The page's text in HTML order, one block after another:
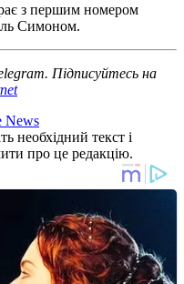
з першим номером
Симоном.
Підписуйтесь на
News
необхідний текст і
про це редакцію.